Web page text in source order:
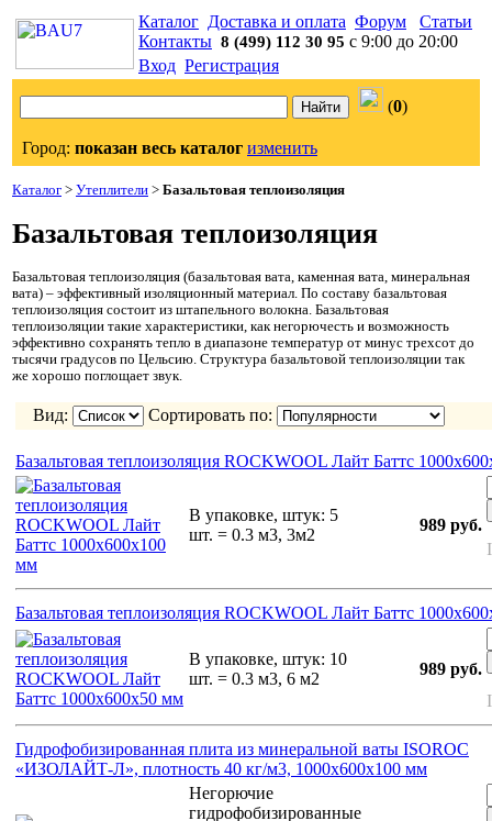
Каталог Доставка и оплата Форум
Статьи
Контакты 8 (499) 112 30 95 с 9:00 до 20:00
Вход Регистрация
(0)
Город: показан весь каталог изменить
Каталог > Утеплители > Базальтовая теплоизоляция
Базальтовая теплоизоляция
Базальтовая теплоизоляция (базальтовая вата, каменная вата, минеральная
вата) – эффективный изоляционный материал. По составу базальтовая
теплоизоляция состоит из штапельного волокна. Базальтовая
теплоизоляции такие характеристики, как негорючесть и возможность
эффективно сохранять тепло в диапазоне температур от минус трехсот до
тысячи градусов по Цельсию. Структура базальтовой теплоизоляции так
же хорошо поглощает звук.
Вид: Сортировать по:
Базальтовая теплоизоляция ROCKWOOL Лайт Баттс
В упаковке, штук: 5
шт. = 0.3 м3, 3м2
989 руб.
Базальтовая теплоизоляция ROCKWOOL Лайт Баттс
В упаковке, штук: 10
шт. = 0.3 м3, 6 м2
989 руб.
Гидрофобизированная плита из минеральной ваты ISOROC
«ИЗОЛАЙТ-Л», плотность 40 кг/м3, 1000х600х100 мм
Негорючие
гидрофобизированные